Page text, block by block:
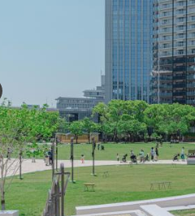
前のスライドを表示